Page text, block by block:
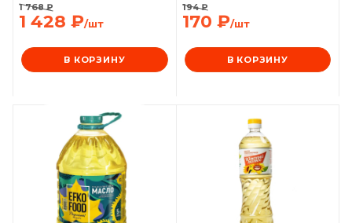
1 428 ₽/шт
1 768₽
В КОРЗИНУ
170 ₽/шт
194₽
В КОРЗИНУ